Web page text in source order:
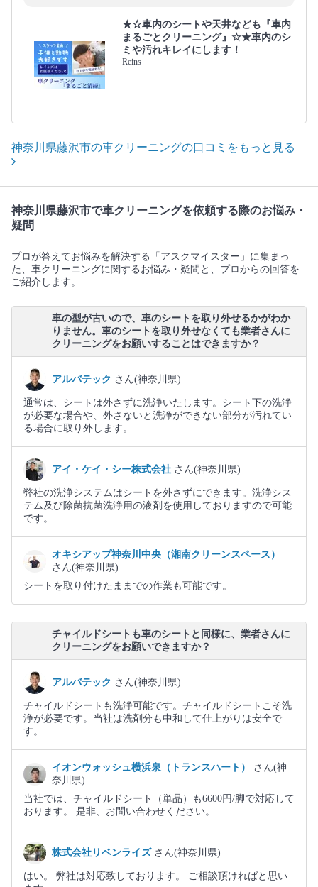
★☆車内のシートや天井なども『車内
まるごとクリーニング』☆★車内のシ
ミや汚れキレイにします！
Reins
神奈川県藤沢市の車クリーニングの口コミをもっと見る
神奈川県藤沢市で車クリーニングを依頼する際のお悩み・
疑問
プロが答えてお悩みを解決する「アスクマイスター」に集まっ
た、車クリーニングに関するお悩み・疑問と、プロからの回答を
ご紹介します。
車の型が古いので、車のシートを取り外せるかがわか
りません。車のシートを取り外せなくても業者さんに
クリーニングをお願いすることはできますか？
アルバテック さん(神奈川県)
通常は、シートは外さずに洗浄いたします。シート下の洗浄
が必要な場合や、外さないと洗浄ができない部分が汚れてい
る場合に取り外します。
アイ・ケイ・シー株式会社 さん(神奈川県)
弊社の洗浄システムはシートを外さずにできます。洗浄シス
テム及び除菌抗菌洗浄用の液剤を使用しておりますので可能
です。
オキシアップ神奈川中央（湘南クリーンスペース）
さん(神奈川県)
シートを取り付けたままでの作業も可能です。
チャイルドシートも車のシートと同様に、業者さんに
クリーニングをお願いできますか？
アルバテック さん(神奈川県)
チャイルドシートも洗浄可能です。チャイルドシートこそ洗
浄が必要です。当社は洗剤分も中和して仕上がりは安全で
す。
イオンウォッシュ横浜泉（トランスハート）
さん(神
奈川県)
当社では、チャイルドシート（単品）も6600円/脚で対応して
おります。 是非、お問い合わせください。
株式会社リベンライズ さん(神奈川県)
はい。 弊社は対応致しております。 ご相談頂ければと思い